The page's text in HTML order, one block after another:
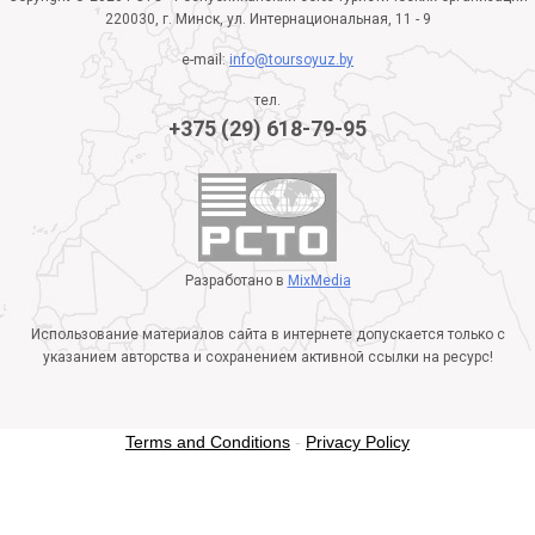
220030, г. Минск, ул. Интернациональная, 11 - 9
e-mail:info@toursoyuz.by
тел.
+375 (29) 618-79-95
Разработано в MixMedia
Использование материалов сайта в интернете допускается только с
указанием авторства и сохранением активной ссылки на ресурс!
Terms and Conditions - Privacy Policy